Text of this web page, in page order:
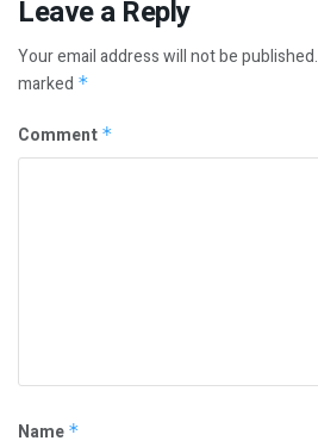
Leave a Reply
Your email address will not be published.
marked *
Comment *
Name *